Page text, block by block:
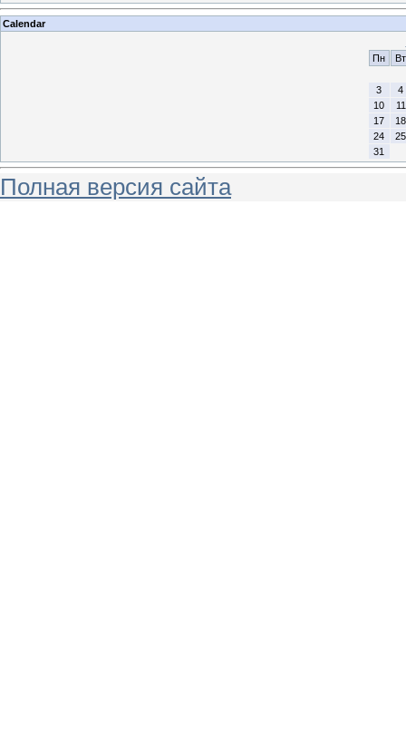
Calendar
Пн
Вт
3
4
10
11
17
18
24
25
31
Полная версия сайта